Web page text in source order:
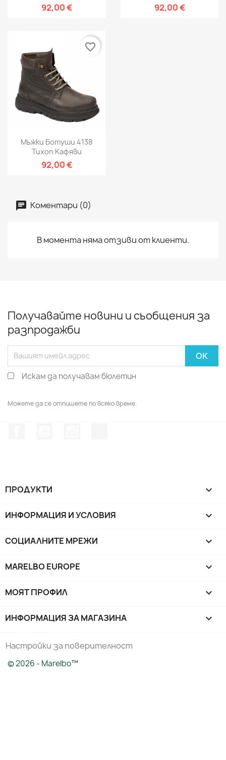
92,00 € 92,00 €
Мъжки Ботуши 4138
Tuxon Кафяви
92,00 €
favorite_border
Коментари (0)
В момента няма отзиви от клиенти.
Получавайте новини и съобщения за
разпродажби
Искам да получавам бюлетин
Можете да се отпишете по всяко време.
ПРОДУКТИ 
ИНФОРМАЦИЯ И УСЛОВИЯ 
СОЦИАЛНИТЕ МРЕЖИ 
MARELBO EUROPE 
МОЯТ ПРОФИЛ 
ИНФОРМАЦИЯ ЗА МАГАЗИНА keyboard_arrow_down
Настройки за поверителност
© 2026 - Marelbo™